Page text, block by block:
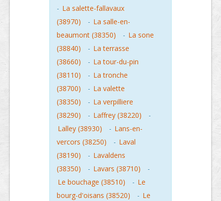
- La salette-fallavaux
(38970)
- La salle-en-
beaumont (38350)
- La sone
(38840)
- La terrasse
(38660)
- La tour-du-pin
(38110)
- La tronche
(38700)
- La valette
(38350)
- La verpilliere
(38290)
- Laffrey (38220)
-
Lalley (38930)
- Lans-en-
vercors (38250)
- Laval
(38190)
- Lavaldens
(38350)
- Lavars (38710)
-
Le bouchage (38510)
- Le
bourg-d'oisans (38520)
- Le